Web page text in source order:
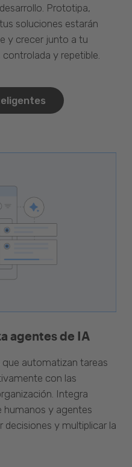
Prototipa,
soluciones estarán
y crecer junto a tu
y repetible.
agentes de IA
automatizan tareas
con las
Integra
humanos y agentes
decisiones y multiplicar la